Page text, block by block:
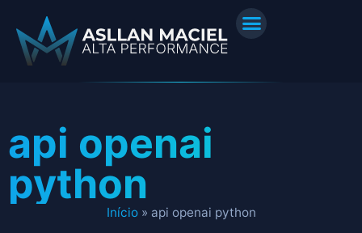
api openai
python
Início» api openai python